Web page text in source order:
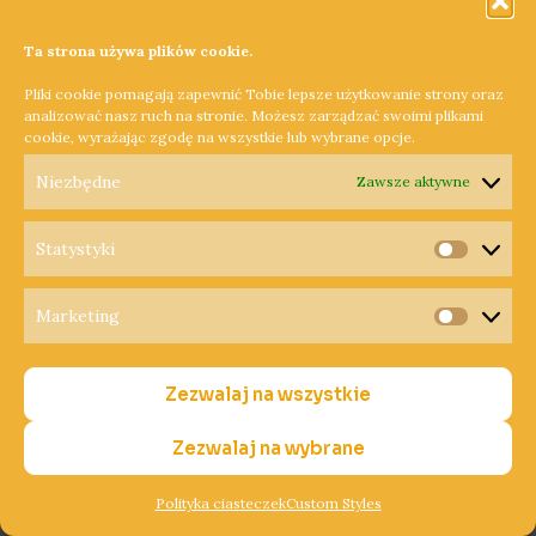
Ta strona używa plików cookie.
Pliki cookie pomagają zapewnić Tobie lepsze użytkowanie strony oraz
analizować nasz ruch na stronie. Możesz zarządzać swoimi plikami
cookie, wyrażając zgodę na wszystkie lub wybrane opcje.
Niezbędne Zawsze aktywne
Statystyki
Marketing
Zezwalaj na wszystkie
Zezwalaj na wybrane
Polityka ciasteczekCustom Styles
Audycja Radia
Wielkopolska z Koźla
koło Szamotuł
Powiat Szamotulski Koźle,
Kubowska
Z okazji Międzynarodowego Dnia Osób z
Niepełnosprawnościami Radio Wielkopolska przygotowało
specjalną audycję poświęconą codziennemu wsparciu dzieci
o różnych potrzebach. Materiał powstał w Koźlu, w
Przedszkolu „ Niebo”. Grudzień to czas, w którym
szczególnie mocno wybrzmiewają tematy empatii,
uważności i odpowiedzialności za drugiego człowieka. Przy